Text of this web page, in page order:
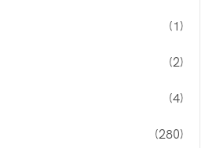
(1)
(2)
(4)
(280)